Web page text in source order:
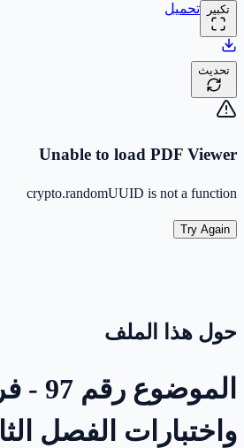
تكبير تحميل
تحديث
Unable to load PDF Viewer
crypto.randomUUID is not a function
Try Again
حول هذا الملف
واختبارات الفصل